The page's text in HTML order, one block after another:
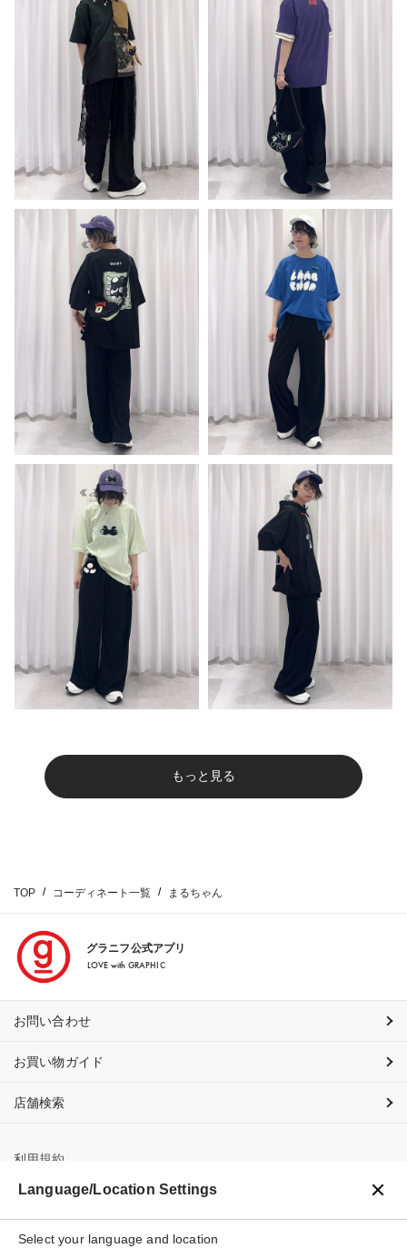
もっと見る
TOP コーディネート一覧 まるちゃん
グラニフ公式アプリ
LOVE with GRAPHIC
お問い合わせ
お買い物ガイド
店舗検索
利用規約
プライバシーポリシー
特定商取引法に基づく表示
Language/Location Settings
Select your language and location